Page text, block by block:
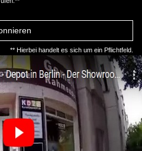
** Hierbei handelt es sich um ein Pflichtfeld.